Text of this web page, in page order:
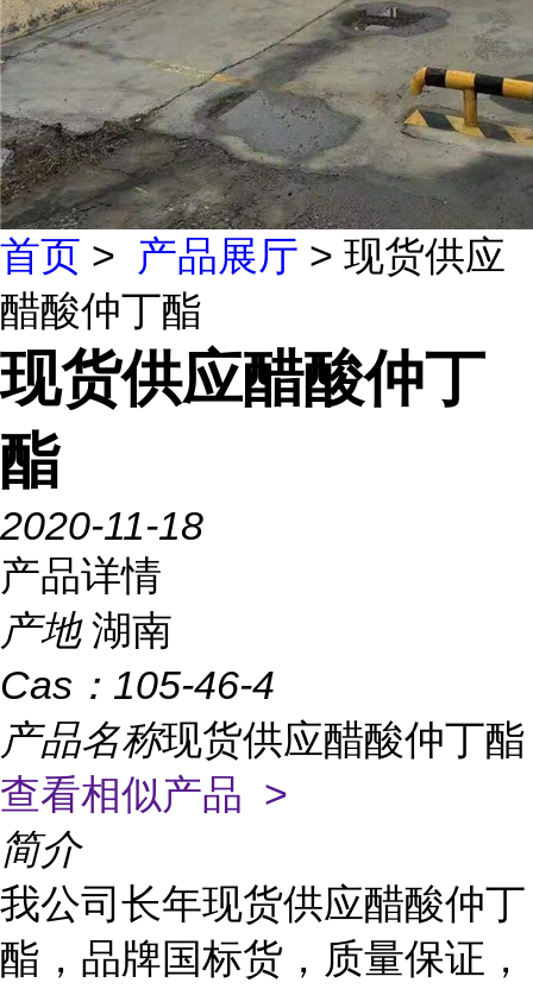
首页 > 产品展厅 > 现货供应
醋酸仲丁酯
现货供应醋酸仲丁
酯
2020-11-18
产品详情
产地 湖南
Cas： 105-46-4
产品名称现货供应醋酸仲丁酯
查看相似产品 >
简介
我公司长年现货供应醋酸仲丁
酯，品牌国标货，质量保证，